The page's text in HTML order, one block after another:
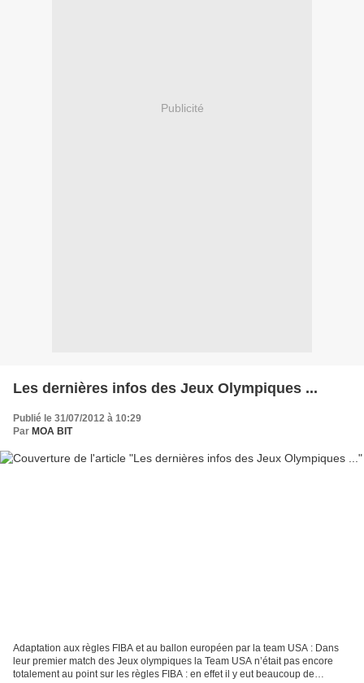
Publicité
Les dernières infos des Jeux Olympiques ...
Publié le 31/07/2012 à 10:29
Par MOA BIT
Adaptation aux règles FIBA et au ballon européen par la team USA : Dans
leur premier match des Jeux olympiques la Team USA n’était pas encore
totalement au point sur les règles FIBA : en effet il y eut beaucoup de